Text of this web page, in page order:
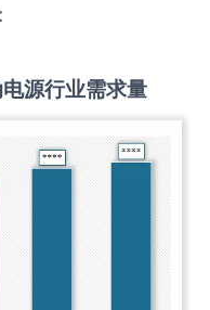
源行业需求量